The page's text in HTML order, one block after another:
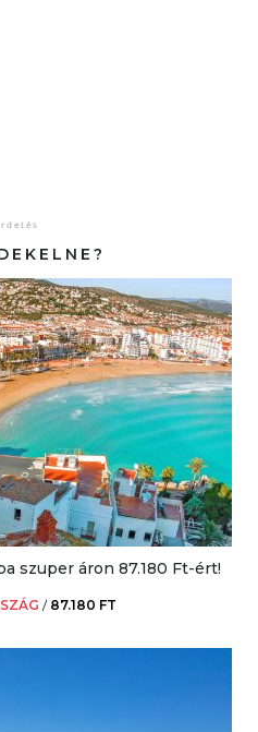
szuper áron 87.180 Ft-ért!
/ 87.180 FT